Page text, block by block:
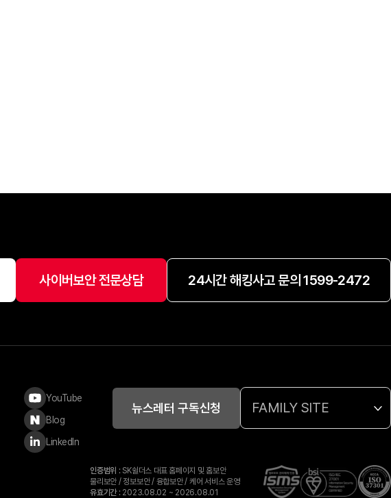
사이버보안 전문상담 24시간 해킹사고 문의 1599-2472
YouTube
Blog
LinkedIn
뉴스레터 구독신청 FAMILY SITE
인증범위 : SK쉴더스 대표 홈페이지 및 홈보안
물리보안 / 정보보안 / 융합보안 / 케어 서비스 운영
유효기간: 2023.08.02 ~ 2026.08.01